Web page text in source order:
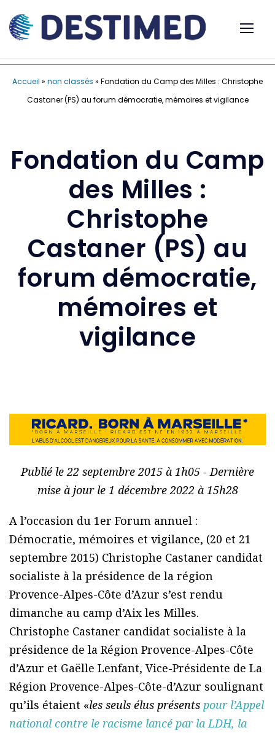
Accueil » non classés » Fondation du Camp des Milles : Christophe
Castaner (PS) au forum démocratie, mémoires et vigilance
Fondation du Camp
des Milles :
Christophe
Castaner (PS) au
forum démocratie,
mémoires et
vigilance
Publié le 22 septembre 2015 à 1h05 - Dernière
mise à jour le 1 décembre 2022 à 15h28
A l’occasion du 1er Forum annuel :
Démocratie, mémoires et vigilance, (20 et 21
septembre 2015) Christophe Castaner candidat
socialiste à la présidence de la région
Provence-Alpes-Côte d’Azur s’est rendu
dimanche au camp d’Aix les Milles.
Christophe Castaner candidat socialiste à la
présidence de la Région Provence-Alpes-Côte
d’Azur et Gaëlle Lenfant, Vice-Présidente de La
Région Provence-Alpes-Côte-d’Azur soulignant
qu’ils étaient «les seuls élus présents pour l’Appel
national contre le racisme lancé par la LDH, la